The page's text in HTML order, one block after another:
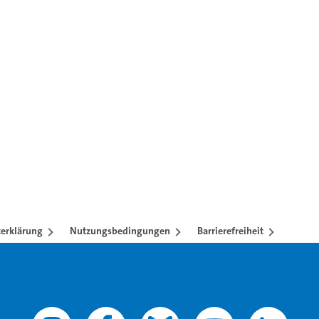
mit TAB-Taste.
Nutzungsbedingungen Barrierefreiheit